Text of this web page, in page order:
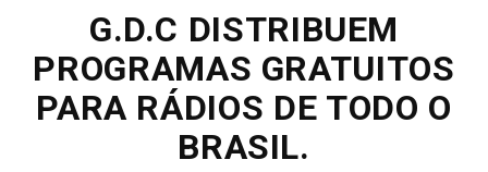
G.D.C DISTRIBUEM
PROGRAMAS GRATUITOS
PARA RÁDIOS DE TODO O
BRASIL.